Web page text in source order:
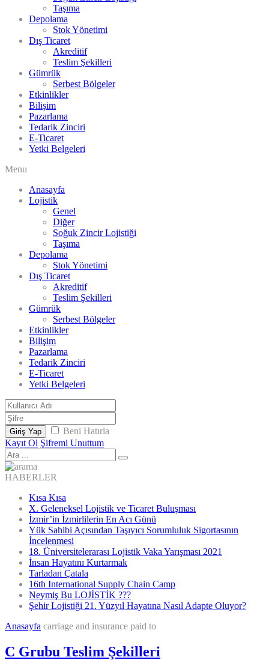
Taşıma
Depolama
Stok Yönetimi
Dış Ticaret
Akreditif
Teslim Şekilleri
Gümrük
Serbest Bölgeler
Etkinlikler
Bilişim
Pazarlama
Tedarik Zinciri
E-Ticaret
Yetki Belgeleri
Menu
Anasayfa
Lojistik
Genel
Diğer
Soğuk Zincir Lojistiği
Taşıma
Depolama
Stok Yönetimi
Dış Ticaret
Akreditif
Teslim Şekilleri
Gümrük
Serbest Bölgeler
Etkinlikler
Bilişim
Pazarlama
Tedarik Zinciri
E-Ticaret
Yetki Belgeleri
Giriş Yap
Beni Hatırla
Kayıt Ol Şifremi Unuttum
HABERLER
Kısa Kısa
X. Geleneksel Lojistik ve Ticaret Buluşması
İzmir’in İzmirlilerin En Acı Günü
Yük Sahibi Açısından Taşıyıcı Sorumluluk Sigortasının
İncelenmesi
18. Üniversitelerarası Lojistik Vaka Yarışması 2021
İnsan Hayatını Kurtarmak
Tarladan Çatala
16th International Supply Chain Camp
Neymiş Bu LOJİSTİK ???
Şehir Lojistiği 21. Yüzyıl Hayatına Nasıl Adapte Oluyor?
Anasayfa carriage and insurance paid to
C Grubu Teslim Şekilleri